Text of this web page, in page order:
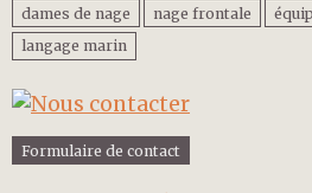
dames de nage
nage frontale
langage marin
Formulaire de contact